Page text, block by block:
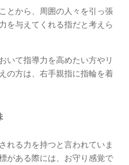
とから、周囲の人々を引っ張
を与えてくれる指だと考えら
いて指導力を高めたい方やリ
の方は、右手親指に指輪を着
れる力を持つと言われていま
がある際には、お守り感覚で